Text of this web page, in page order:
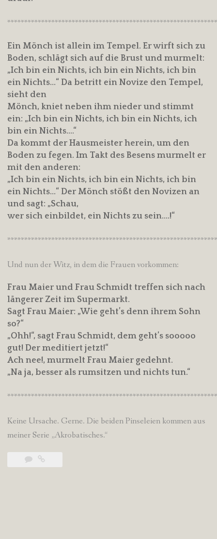
Ein Mönch ist allein im Tempel. Er wirft sich zu
Boden, schlägt sich auf die Brust und murmelt:
„Ich bin ein Nichts, ich bin ein Nichts, ich bin
ein Nichts…“ Da betritt ein Novize den Tempel,
sieht den
Mönch, kniet neben ihm nieder und stimmt
ein: „Ich bin ein Nichts, ich bin ein Nichts, ich
bin ein Nichts….“
Da kommt der Hausmeister herein, um den
Boden zu fegen. Im Takt des Besens murmelt er
mit den anderen:
„Ich bin ein Nichts, ich bin ein Nichts, ich bin
ein Nichts…“ Der Mönch stößt den Novizen an
und sagt: „Schau,
wer sich einbildet, ein Nichts zu sein….!“
Und nun der Witz, in dem die Frauen vorkommen:
Frau Maier und Frau Schmidt treffen sich nach
längerer Zeit im Supermarkt.
Sagt Frau Maier: „Wie geht’s denn ihrem Sohn
so?“
„Ohh!“, sagt Frau Schmidt, dem geht’s sooooo
gut! Der meditiert jetzt!“
Ach nee!, murmelt Frau Maier gedehnt.
„Na ja, besser als rumsitzen und nichts tun.“
Keine Ursache. Gerne. Die beiden Pinseleien kommen aus
meiner Serie „Akrobatisches.“